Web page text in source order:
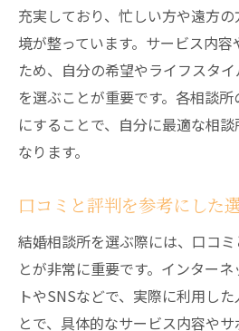
プロフィール写真の撮
自分磨きの方法とその
結婚相談所に期待する
結婚相談所のサービス内容
結婚相談所の基本的な
イベントやパーティー
カウンセリングサービ
結婚相談所のサービス
方法
充実しており、忙しい方や遠方
境が整っています。サービス内
ため、自分の希望やライフスタ
を選ぶことが重要です。各相談
にすることで、自分に最適な相
なります。
口コミと評判を参考にした
結婚相談所を選ぶ際には、口コ
とが非常に重要です。インター
トやSNSなどで、実際に利用し
とで、具体的なサービス内容や